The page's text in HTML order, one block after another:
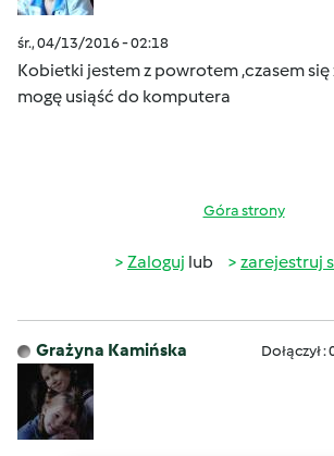
śr., 04/13/2016 - 02:18
Kobietki jestem z powrotem ,czasem się
mogę usiąść do komputera
Góra strony
Zaloguj lub zarejestruj
Grażyna Kamińska Dołączył